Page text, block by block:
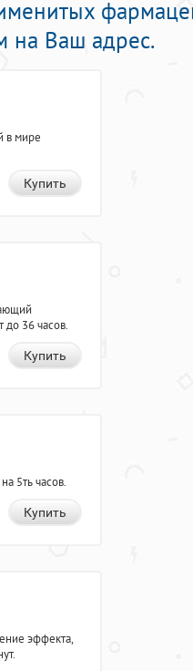
на Ваш адрес.
в мире
Купить
до 36 часов.
Купить
5ть часов.
Купить
эффекта,